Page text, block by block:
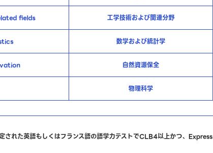
fields 工学技術および関連分野
数学および統計学
自然資源保全
物理科学
された英語もしくはフランス語の語学力テストでCLB4以上かつ、Express